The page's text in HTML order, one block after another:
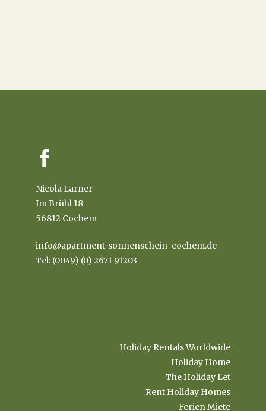
Nicola Larner
Im Brühl 18
56812 Cochem
info@apartment-sonnenschein-cochem.de
Tel: (0049) (0) 2671 91203
Holiday Rentals Worldwide
Holiday Home
The Holiday Let
Rent Holiday Homes
Ferien Miete